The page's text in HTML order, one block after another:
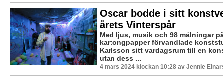
Oscar bodde i sitt
årets Vinterspår
Med ljus, musik och 98 målningar
kartongpapper förvandlade
Karlsson sitt vardagsrum till en
utan dess ...
4 mars 2024 klockan 10:28 av Jennie